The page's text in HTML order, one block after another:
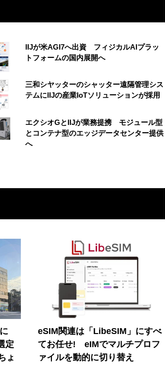
IIJが米AGI7へ出資 フィジカルAIプラッ
トフォームの国内展開へ
三和シヤッターのシャッター遠隔管理シス
テムにIIJの産業IoTソリューションが採用
エクシオGとIIJが業務提携 モジュール型
とコンテナ型のエッジデータセンター提供
へ
定
ょ
eSIM関連は「LibeSIM」にすべ
てお任せ! eIMでマルチプロフ
ァイルを動的に切り替え